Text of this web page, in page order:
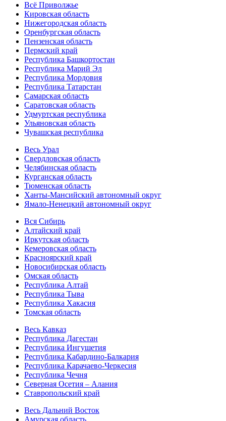
Всё Приволжье
Кировская область
Нижегородская область
Оренбургская область
Пензенская область
Пермский край
Республика Башкортостан
Республика Марий Эл
Республика Мордовия
Республика Татарстан
Самарская область
Саратовская область
Удмуртская республика
Ульяновская область
Чувашская республика
Весь Урал
Свердловская область
Челябинская область
Курганская область
Тюменская область
Ханты-Мансийский автономный округ
Ямало-Ненецкий автономный округ
Вся Сибирь
Алтайский край
Иркутская область
Кемеровская область
Красноярский край
Новосибирская область
Омская область
Республика Алтай
Республика Тыва
Республика Хакасия
Томская область
Весь Кавказ
Республика Дагестан
Республика Ингушетия
Республика Кабардино-Балкария
Республика Карачаево-Черкесия
Республика Чечня
Северная Осетия – Алания
Ставропольский край
Весь Дальний Восток
Амурская область